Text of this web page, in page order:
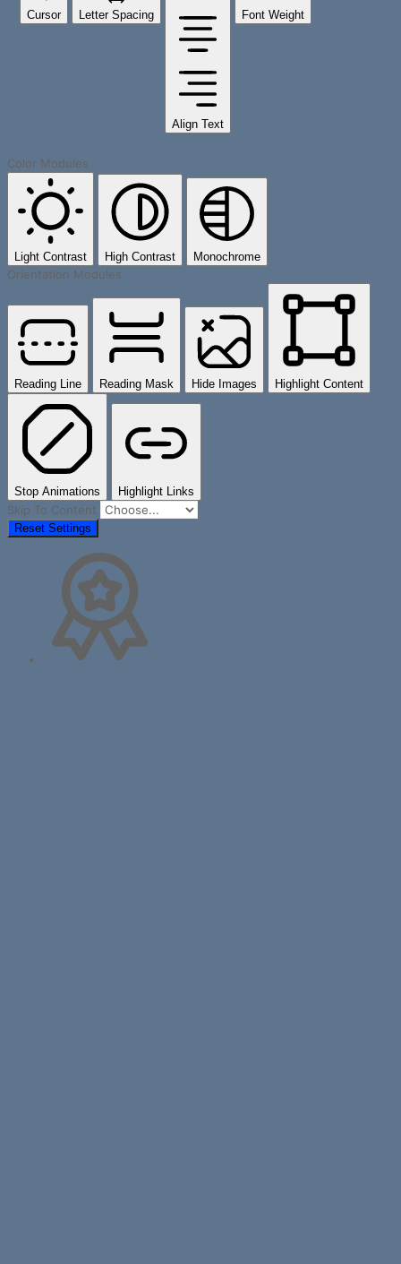
Cursor Letter Spacing
Align Text
Font Weight
Color Modules
Light Contrast High Contrast Monochrome
Orientation Modules
Reading Line Reading Mask Hide Images Highlight Content
Stop Animations Highlight Links
Skip To Content
Reset Settings